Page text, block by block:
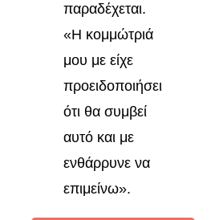
παραδέχεται.
«Η κομμώτριά
μου με είχε
προειδοποιήσει
ότι θα συμβεί
αυτό και με
ενθάρρυνε να
επιμείνω».